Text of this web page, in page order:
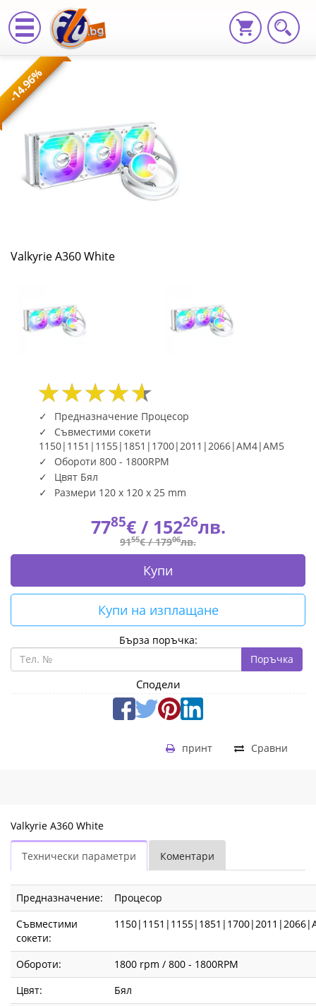
Valkyrie
A360
White
VK-
AIOA360W
-14.96%
Valkyrie A360 White
Предназначение Процесор
Съвместими сокети
1150|1151|1155|1851|1700|2011|2066|AM4|AM5
Обороти 800 - 1800RPM
Цвят Бял
Размери 120 x 120 x 25 mm
7785€ / 15226лв.
9155€ /17906лв.
Купи
Купи на изплащане
Бърза поръчка:
Поръчка
Сподели
Сравни
принт
Valkyrie A360 White
Технически параметри Коментари
Предназначение:
Процесор
Съвместими
сокети:
Обороти:
1800 rpm / 800 - 1800RPM
Цвят:
Бял